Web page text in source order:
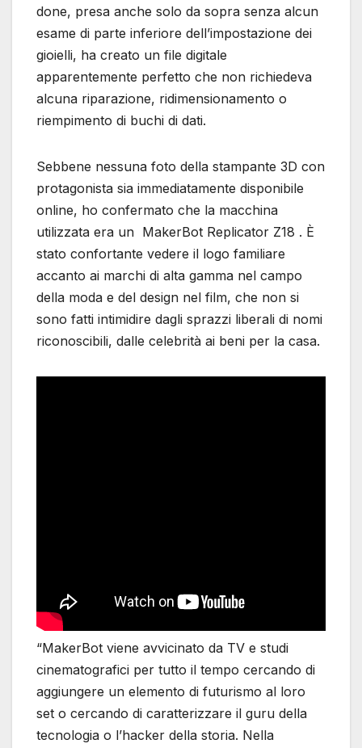
done, presa anche solo da sopra senza alcun
esame di parte inferiore dell’impostazione dei
gioielli, ha creato un file digitale
apparentemente perfetto che non richiedeva
alcuna riparazione, ridimensionamento o
riempimento di buchi di dati.
Sebbene nessuna foto della stampante 3D con
protagonista sia immediatamente disponibile
online, ho confermato che la macchina
utilizzata era un MakerBot Replicator Z18 . È
stato confortante vedere il logo familiare
accanto ai marchi di alta gamma nel campo
della moda e del design nel film, che non si
sono fatti intimidire dagli sprazzi liberali di nomi
riconoscibili, dalle celebrità ai beni per la casa.
“MakerBot viene avvicinato da TV e studi
cinematografici per tutto il tempo cercando di
aggiungere un elemento di futurismo al loro
set o cercando di caratterizzare il guru della
tecnologia o l’hacker della storia. Nella